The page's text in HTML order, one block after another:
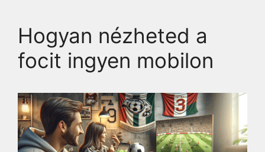
Hogyan nézheted a
focit ingyen mobilon